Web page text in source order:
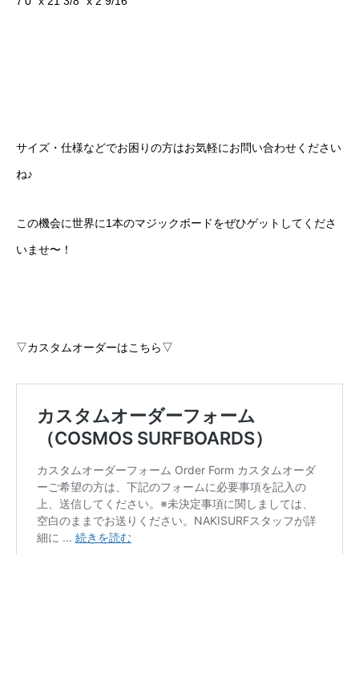
サイズ・仕様などでお困りの方はお気軽にお問い合わせください
ね♪
この機会に世界に1本のマジックボードをぜひゲットしてくださ
いませ〜！
▽カスタムオーダーはこちら▽